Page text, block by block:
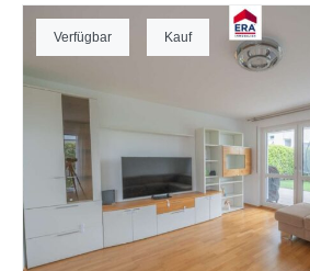
Verfügbar Kauf